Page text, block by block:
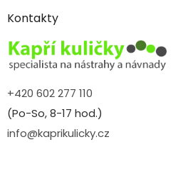
aKontakty
+420 602 277 110
(Po-So, 8-17 hod.)
info@kaprikulicky.cz